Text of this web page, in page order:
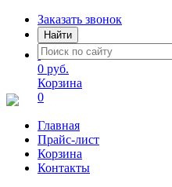
Заказать звонок
Найти
0 руб.
Корзина
0
Главная
Прайс-лист
Корзина
Контакты